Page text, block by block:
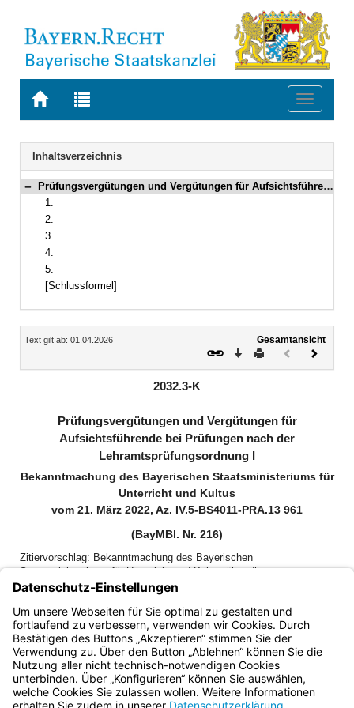
Zur
BAYERN.RECHT
Zur
letzten
Suche
Toggle
Navigation
Inhaltsverzeichnis
Bereich reduzieren
Prüfungsvergütungen und Vergütungen für Aufsichtsführende bei Prüfungen nach der Lehramtsprüfungsordnung I
1.
2.
3.
4.
5.
[Schlussformel]
Inhalt
Text gilt ab: 01.04.2026
Gesamtansicht
Download
DruckenVorheriges
2032.3-K
Prüfungsvergütungen und Vergütungen für
Aufsichtsführende bei Prüfungen nach der
Lehramtsprüfungsordnung I
Bekanntmachung des Bayerischen Staatsministeriums für
Unterricht und Kultus
vom 21. März 2022, Az. IV.5-BS4011-PRA.13 961
(BayMBl. Nr. 216)
Zitiervorschlag: Bekanntmachung des Bayerischen
Staatsministeriums für Unterricht und Kultus über die
Prüfungsvergütungen und Vergütungen für Aufsichtsführende bei
(BayMBl. Nr. 216), die durch Bekanntmachung vom 12. März 2026
(BayMBl. Nr. 129) geändert worden ist
Bayern.de
BayernPortal